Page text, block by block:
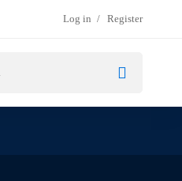
Log in Register